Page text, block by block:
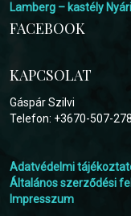
Lamberg – kastély
FACEBOOK
KAPCSOLAT
Gáspár Szilvi
Telefon: +3670-507-
Adatvédelmi
Általános szerződési
Impresszum